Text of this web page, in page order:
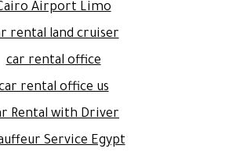
Airport Limo
rental land cruiser
car rental office
rental office us
Rental with Driver
Service Egypt